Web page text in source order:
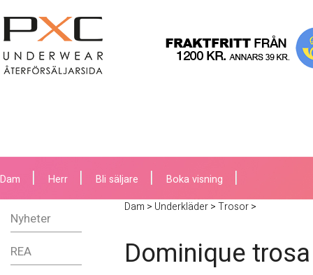
Dam Herr Bli säljare Boka visning
Nyheter
REA
Dam > Underkläder>Trosor>
Dominique